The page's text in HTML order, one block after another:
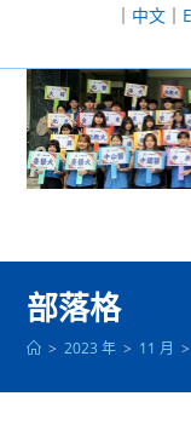
至
｜ 中文｜
部落格
> 2023 年 > 11 月 >